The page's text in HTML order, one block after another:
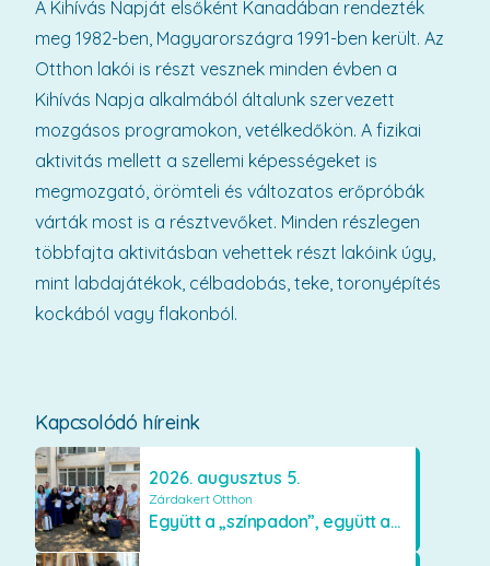
Kapcsolódó híreink
2026. augusztus 5.
Zárdakert Otthon
Együtt a „színpadon”, együtt az élményekért 🎭✨
A Kihívás Napját elsőként Kanadában rendezték
meg 1982-ben, Magyarországra 1991-ben került. Az
Otthon lakói is részt vesznek minden évben a
Kihívás Napja alkalmából általunk szervezett
mozgásos programokon, vetélkedőkön. A fizikai
aktivitás mellett a szellemi képességeket is
megmozgató, örömteli és változatos erőpróbák
várták most is a résztvevőket. Minden részlegen
többfajta aktivitásban vehettek részt lakóink úgy,
mint labdajátékok, célbadobás, teke, toronyépítés
kockából vagy flakonból.